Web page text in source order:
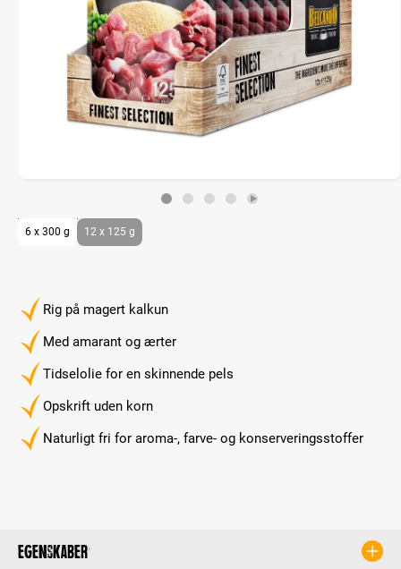
Rig på magert kalkun
Med amarant og ærter
Tidselolie for en skinnende pels
Opskrift uden korn
Naturligt fri for aroma-, farve- og konserveringsstoffer
6 x 300 g 12 x 125 g
Egenskaber